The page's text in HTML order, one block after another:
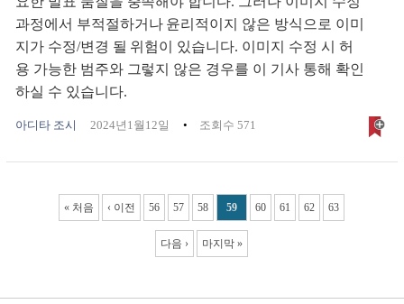
과정에서 부적절하거나 윤리적이지 않은 방식으로 이미
지가 수정/변경 될 위험이 있습니다. 이미지 수정 시 허
용 가능한 범주와 그렇지 않은 경우를 이 기사 통해 확인
하실 수 있습니다.
아디타 조시 2024년1월12일 조회수 571
« 처음 ‹ 이전 56 57 58 59 60 61 62 63
다음 › 마지막 »